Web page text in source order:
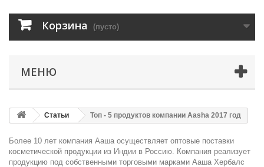
Корзина (пусто)
МЕНЮ
Статьи Топ - 5 продуктов компании Aasha 2017 год
Более 10 лет компания Ааша осуществляет оптовые поставки
косметической продукции из Индии в Россию. Компания реализует
продукцию под собственными торговыми марками Ааша Хербалс